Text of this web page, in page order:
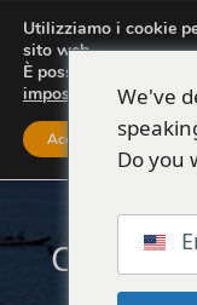
Carrello
We've
Do you
Utilizziamo i cookie
sito web.
È possibile scoprire
impostazioni.
Accettare